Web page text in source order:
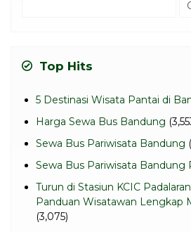
Top Hits
5 Destinasi Wisata Pantai di
Harga Sewa Bus Bandung
Sewa Bus Pariwisata Bandung
Sewa Bus Pariwisata Bandung
Turun di Stasiun KCIC
Panduan Wisatawan Lengkap
(3,075)